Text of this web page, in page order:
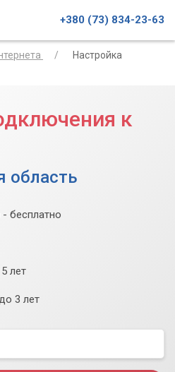
+380 (73) 834-23-63
Настройка
к
область
бесплатно
лет
3 лет